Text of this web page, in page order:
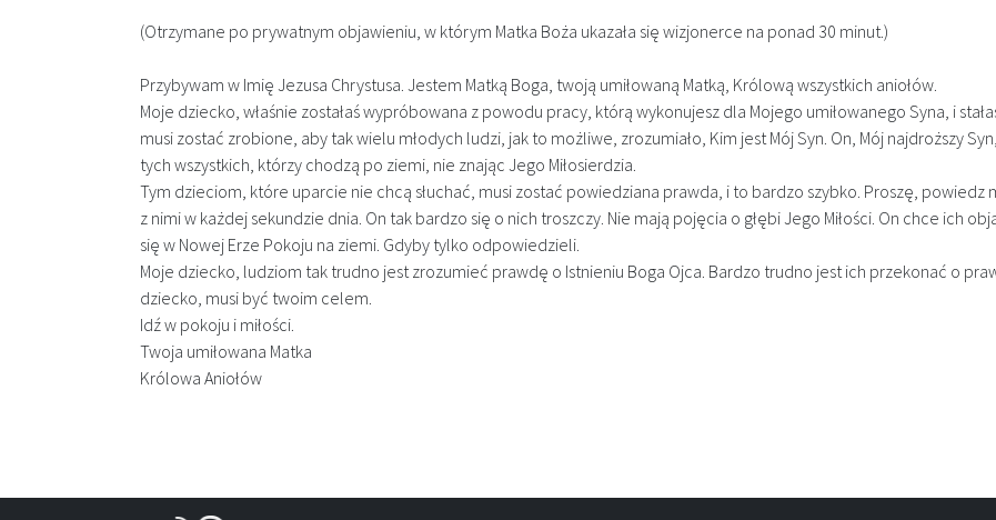
(Otrzymane po prywatnym objawieniu, w którym Matka Boża ukazała się wizjonerce na ponad 30 minut.)
Przybywam w Imię Jezusa Chrystusa. Jestem Matką Boga, twoją umiłowaną Matką, Królową wszystkich aniołów.
Moje dziecko, właśnie zostałaś wypróbowana z powodu pracy, którą wykonujesz dla Mojego umiłowanego Syna, i
musi zostać zrobione, aby tak wielu młodych ludzi, jak to możliwe, zrozumiało, Kim jest Mój Syn. On, Mój najdroższy
tych wszystkich, którzy chodzą po ziemi, nie znając Jego Miłosierdzia.
Tym dzieciom, które uparcie nie chcą słuchać, musi zostać powiedziana prawda, i to bardzo szybko. Proszę, powiedz
z nimi w każdej sekundzie dnia. On tak bardzo się o nich troszczy. Nie mają pojęcia o głębi Jego Miłości. On chce ich
się w Nowej Erze Pokoju na ziemi. Gdyby tylko odpowiedzieli.
Moje dziecko, ludziom tak trudno jest zrozumieć prawdę o Istnieniu Boga Ojca. Bardzo trudno jest ich przekonać o
dziecko, musi być twoim celem.
Idź w pokoju i miłości.
Twoja umiłowana Matka
Królowa Aniołów